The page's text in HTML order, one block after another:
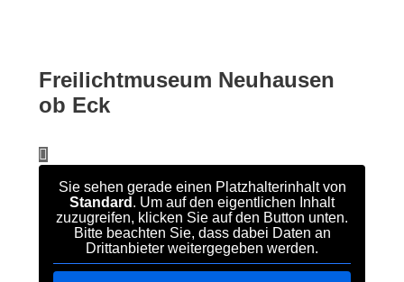
Freilichtmuseum Neuhausen
ob Eck
Sie sehen gerade einen Platzhalterinhalt von
Standard . Um auf den eigentlichen Inhalt
zuzugreifen, klicken Sie auf den Button unten.
Bitte beachten Sie, dass dabei Daten an
Drittanbieter weitergegeben werden.